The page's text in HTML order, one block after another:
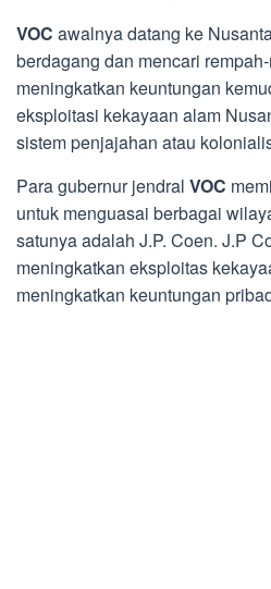
VOC awalnya datang ke
berdagang dan mencari
meningkatkan keuntungan
eksploitasi kekayaan alam
sistem penjajahan atau
Para gubernur jendral VOC
untuk menguasai berbagai
satunya adalah J.P. Coen. J.P
meningkatkan eksploitas
meningkatkan keuntungan